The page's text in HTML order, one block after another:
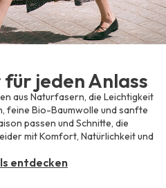
jeden Anlass
aus Naturfasern, die Leichtigkeit
feine Bio-Baumwolle und sanfte
passen und Schnitte, die
mit Komfort, Natürlichkeit und
entdecken